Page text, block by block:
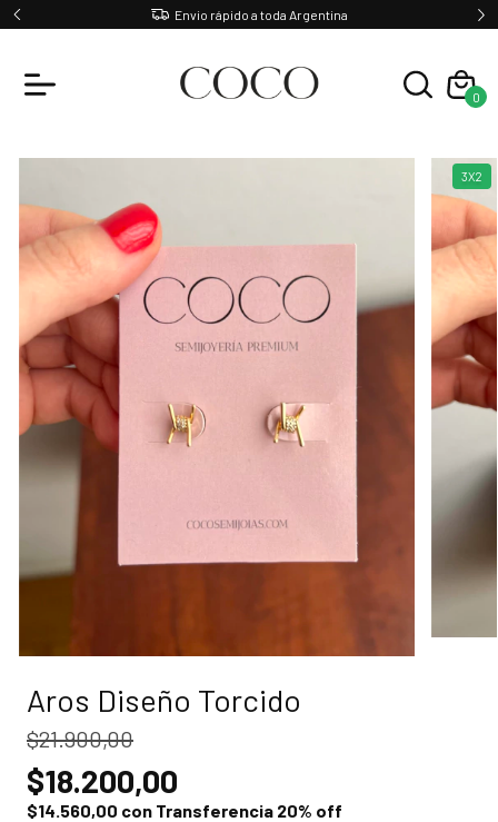
Envio rápido a toda Argentina
0
3X2
Aros Diseño Torcido
$21.900,00
$18.200,00
$14.560,00 con Transferencia 20% off